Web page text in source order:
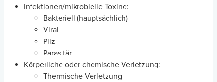
Infektionen/mikrobielle Toxine:
Bakteriell (hauptsächlich)
Viral
Pilz
Parasitär
Körperliche oder chemische Verletzung:
Thermische Verletzung